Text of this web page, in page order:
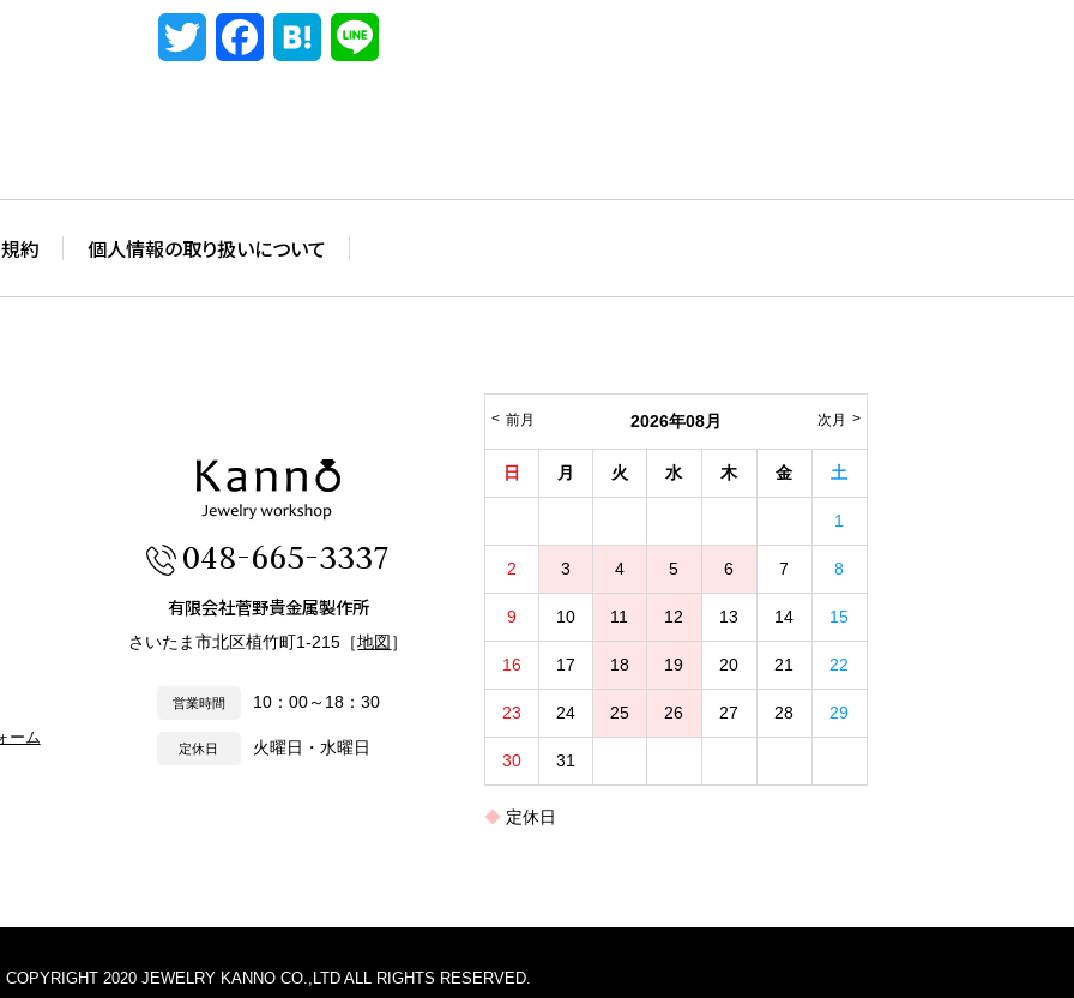
Twitter FacebookHatena
約 個人情報の取り扱いについて
ーム
048-665-3337
有限会社菅野貴金属製作所
さいたま市北区植竹町1-215［地図 ］
営業時間 10：00～18：30
定休日 火曜日・水曜日
2026年08月
前月 次月
日 月 火 水 木 金 土
1
2 3 4 5 6 7 8
9 10 11 12 13 14 15
16 17 18 19 20 21 22
23 24 25 26 27 28 29
30 31
定休日
COPYRIGHT 2020 JEWELRY KANNO CO.,LTD ALL RIGHTS RESERVED.